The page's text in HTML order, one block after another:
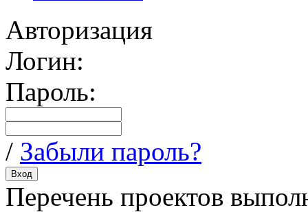
Авторизация
Логин:
Пароль:
/ Забыли пароль?
Перечень проектов